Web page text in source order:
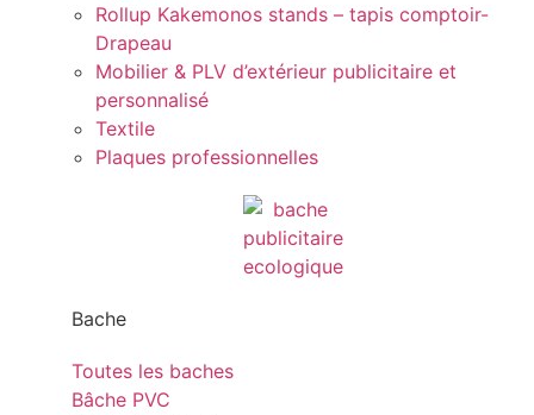
Rollup Kakemonos stands – tapis comptoir-
Drapeau
Mobilier & PLV d’extérieur publicitaire et
personnalisé
Textile
Plaques professionnelles
Bache
Toutes les baches
Bâche PVC